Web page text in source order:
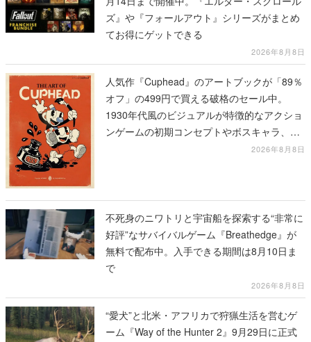
ズ』や『フォールアウト』シリーズがまとめ
てお得にゲットできる
2026年8月8日
人気作『Cuphead』のアートブックが「89％
オフ」の499円で買える破格のセール中。
1930年代風のビジュアルが特徴的なアクショ
ンゲームの初期コンセプトやボスキャラ、ス
2026年8月8日
不死身のニワトリと宇宙船を探索する“非常に
好評”なサバイバルゲーム『Breathedge』が
無料で配布中。入手できる期間は8月10日ま
で
2026年8月8日
“愛犬”と北米・アフリカで狩猟生活を営むゲ
ーム『Way of the Hunter 2』9月29日に正式